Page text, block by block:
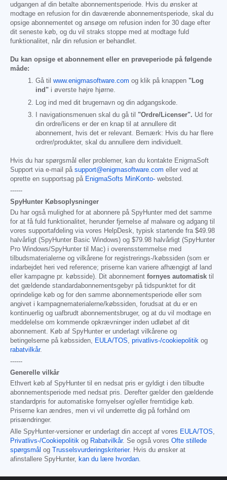
udgangen af din betalte abonnementsperiode. Hvis du ønsker at
modtage en refusion for din daværende abonnementsperiode, skal du
opsige abonnementet og ansøge om refusion inden for 30 dage efter
dit seneste køb, og du vil straks stoppe med at modtage fuld
funktionalitet, når din refusion er behandlet.
Du kan opsige et abonnement eller en prøveperiode på følgende
måde:
Gå til www.enigmasoftware.com og klik på knappen "Log
ind" i øverste højre hjørne.
Log ind med dit brugernavn og din adgangskode.
I navigationsmenuen skal du gå til "Ordre/Licenser". Ud for
din ordre/licens er der en knap til at annullere dit
abonnement, hvis det er relevant. Bemærk: Hvis du har flere
ordrer/produkter, skal du annullere dem individuelt.
Hvis du har spørgsmål eller problemer, kan du kontakte EnigmaSoft
Support via e-mail på support@enigmasoftware.com eller ved at
oprette en supportsag på EnigmaSofts MinKonto- websted.
------
SpyHunter Købsoplysninger
Du har også mulighed for at abonnere på SpyHunter med det samme
for at få fuld funktionalitet, herunder fjernelse af malware og adgang til
vores supportafdeling via vores HelpDesk, typisk startende fra $49.98
halvårligt (SpyHunter Basic Windows) og $79.98 halvårligt (SpyHunter
Pro Windows/SpyHunter til Mac) i overensstemmelse med
tilbudsmaterialerne og vilkårene for registrerings-/købssiden (som er
indarbejdet heri ved reference; priserne kan variere afhængigt af land
eller kampagne pr. købsside). Dit abonnement fornyes automatisk til
det gældende standardabonnementsgebyr på tidspunktet for dit
oprindelige køb og for den samme abonnementsperiode eller som
angivet i kampagnematerialerne/købssiden, forudsat at du er en
kontinuerlig og uafbrudt abonnementsbruger, og at du vil modtage en
meddelelse om kommende opkrævninger inden udløbet af dit
abonnement. Køb af SpyHunter er underlagt vilkårene og
betingelserne på købssiden, EULA/TOS, privatlivs-/cookiepolitik og
rabatvilkår.
------
Generelle vilkår
Ethvert køb af SpyHunter til en nedsat pris er gyldigt i den tilbudte
abonnementsperiode med nedsat pris. Derefter gælder den gældende
standardpris for automatiske fornyelser og/eller fremtidige køb.
Priserne kan ændres, men vi vil underrette dig på forhånd om
prisændringer.
Alle SpyHunter-versioner er underlagt din accept af vores EULA/TOS,
Privatlivs-/Cookiepolitik og Rabatvilkår. Se også vores Ofte stillede
spørgsmål og Trusselsvurderingskriterier. Hvis du ønsker at
afinstallere SpyHunter, kan du lære hvordan.